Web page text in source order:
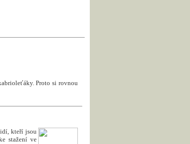
Proto si rovnou
kteří jsou
stažení ve